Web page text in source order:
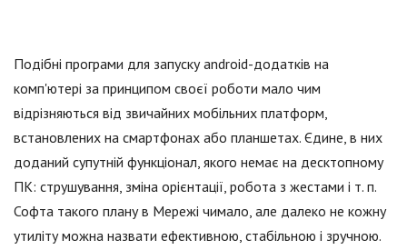
Подібні програми для запуску android-додатків на
комп'ютері за принципом своєї роботи мало чим
відрізняються від звичайних мобільних платформ,
встановлених на смартфонах або планшетах. Єдине, в них
доданий супутній функціонал, якого немає на десктопному
ПК: струшування, зміна орієнтації, робота з жестами і т. п.
Софта такого плану в Мережі чимало, але далеко не кожну
утиліту можна назвати ефективною, стабільною і зручною.